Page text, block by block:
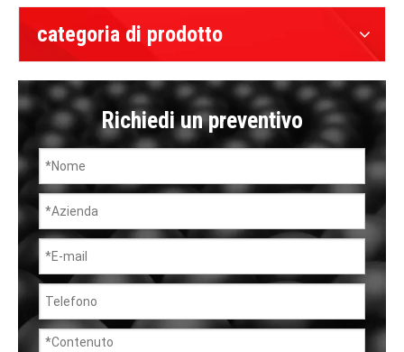
categoria di prodotto
Richiedi un preventivo